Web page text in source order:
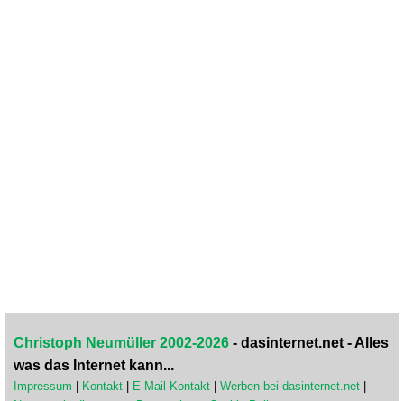
Christoph Neumüller 2002-2026 - dasinternet.net - Alles
was das Internet kann...
Impressum Kontakt E-Mail-Kontakt Werben bei dasinternet.net